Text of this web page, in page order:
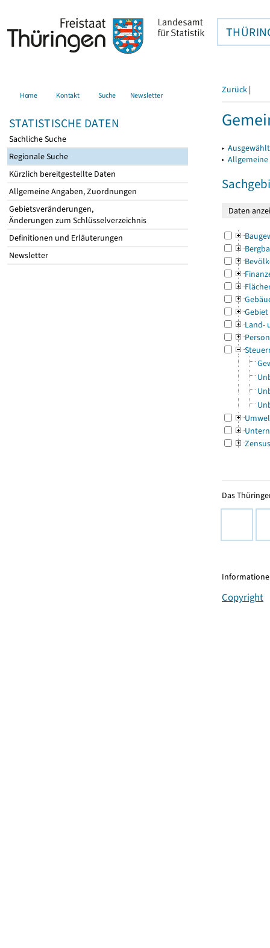
Home Kontakt Suche Newsletter
STATISTISCHE DATEN
Sachliche Suche
Regionale Suche
Kürzlich bereitgestellte Daten
Allgemeine Angaben, Zuordnungen
Gebietsveränderungen,
Änderungen zum Schlüsselverzeichnis
Definitionen und Erläuterungen
Newsletter
Zurück |
▸
▸
Gebiet
Land-
Zensus
Das
Copyright